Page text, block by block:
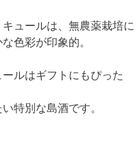
ュールは、無農薬栽培に
色彩が印象的。
ルはギフトにもぴった
特別な島酒です。